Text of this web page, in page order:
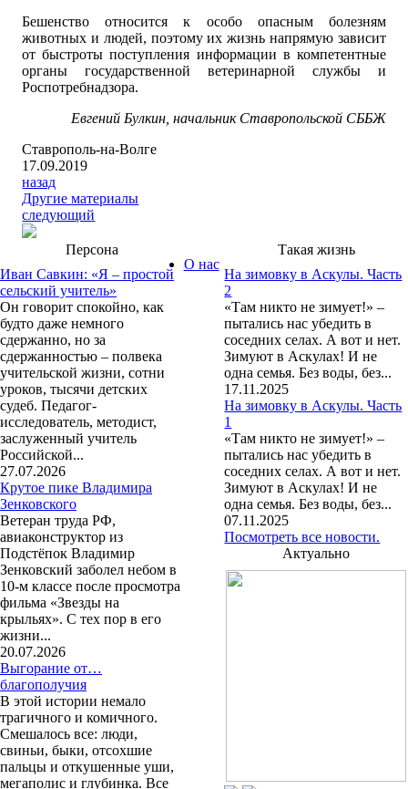
Бешенство относится к особо опасным болезням
животных и людей, поэтому их жизнь напрямую зависит
от быстроты поступления информации в компетентные
органы государственной ветеринарной службы и
Роспотребнадзора.
Евгений Булкин, начальник Ставропольской СББЖ
Ставрополь-на-Волге
17.09.2019
назад
Другие материалы
следующий
Персона
Иван Савкин: «Я – простой
сельский учитель»
Он говорит спокойно, как
будто даже немного
сдержанно, но за
сдержанностью – полвека
учительской жизни, сотни
уроков, тысячи детских
судеб. Педагог-
исследователь, методист,
заслуженный учитель
Российской...
27.07.2026
Крутое пике Владимира
Зенковского
Ветеран труда РФ,
авиаконструктор из
Подстёпок Владимир
Зенковский заболел небом в
10-м классе после просмотра
фильма «Звезды на
крыльях». С тех пор в его
жизни...
20.07.2026
Выгорание от…
благополучия
В этой истории немало
трагичного и комичного.
Смешалось все: люди,
свиньи, быки, отсохшие
пальцы и откушенные уши,
мегаполис и глубинка. Все
Такая жизнь
На зимовку в Аскулы. Часть
2
«Там никто не зимует!» –
пытались нас убедить в
соседних селах. А вот и нет.
Зимуют в Аскулах! И не
одна семья. Без воды, без...
17.11.2025
На зимовку в Аскулы. Часть
1
«Там никто не зимует!» –
пытались нас убедить в
соседних селах. А вот и нет.
Зимуют в Аскулах! И не
одна семья. Без воды, без...
07.11.2025
Посмотреть все новости.
Актуально
О нас